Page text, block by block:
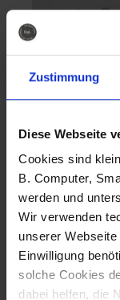
Zustimmung
Diese Webseite
Cookies sind
B. Computer,
werden und
Wir verwenden
unserer
Einwilligung
solche Cookies
dabei helfen, die
Fotografo:
Sternbach
Download